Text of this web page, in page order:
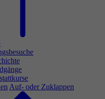
Auf- oder Zuklappen